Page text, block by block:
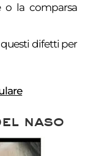
o la comparsa
difetti per
naso